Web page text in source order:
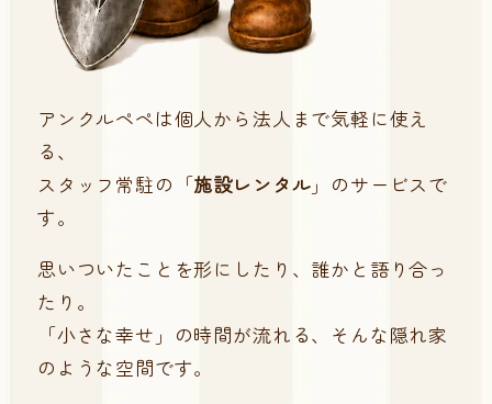
アンクルペペは個人から法人まで気軽に使え
る、
スタッフ常駐の「施設レンタル 」のサービスで
す。
思いついたことを形にしたり、誰かと語り合っ
たり。
「小さな幸せ」の時間が流れる、そんな隠れ家
のような空間です。